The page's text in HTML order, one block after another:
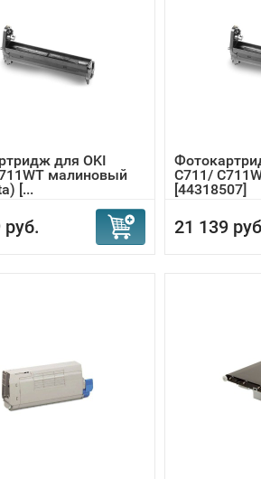
для OKI
малиновый
[...
руб.
C711/
[44318507]
21 139